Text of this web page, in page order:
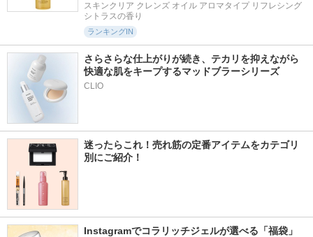
スキンクリア クレンズ オイル アロマタイプ リフレシング
シトラスの香り
ランキングIN
さらさらな仕上がりが続き、テカリを抑えながら
快適な肌をキープするマッドブラーシリーズ
迷ったらこれ！売れ筋の定番アイテムをカテゴリ
別にご紹介！
Instagramでコラリッチジェルが選べる「福袋」